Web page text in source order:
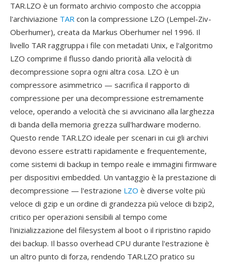
TAR.LZO è un formato archivio composto che accoppia
l'archiviazione TAR con la compressione LZO (Lempel-Ziv-
Oberhumer), creata da Markus Oberhumer nel 1996. Il
livello TAR raggruppa i file con metadati Unix, e l'algoritmo
LZO comprime il flusso dando priorità alla velocità di
decompressione sopra ogni altra cosa. LZO è un
compressore asimmetrico — sacrifica il rapporto di
compressione per una decompressione estremamente
veloce, operando a velocità che si avvicinano alla larghezza
di banda della memoria grezza sull'hardware moderno.
Questo rende TAR.LZO ideale per scenari in cui gli archivi
devono essere estratti rapidamente e frequentemente,
come sistemi di backup in tempo reale e immagini firmware
per dispositivi embedded. Un vantaggio è la prestazione di
decompressione — l'estrazione LZO è diverse volte più
veloce di gzip e un ordine di grandezza più veloce di bzip2,
critico per operazioni sensibili al tempo come
l'inizializzazione del filesystem al boot o il ripristino rapido
dei backup. Il basso overhead CPU durante l'estrazione è
un altro punto di forza, rendendo TAR.LZO pratico su